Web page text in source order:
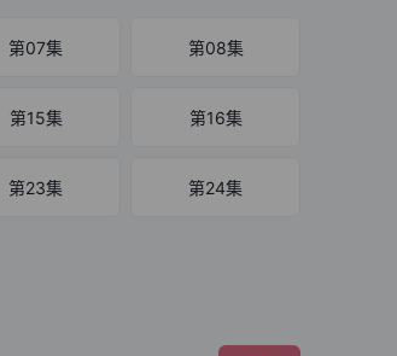
第07集 第08集
第15集 第16集
第23集 第24集